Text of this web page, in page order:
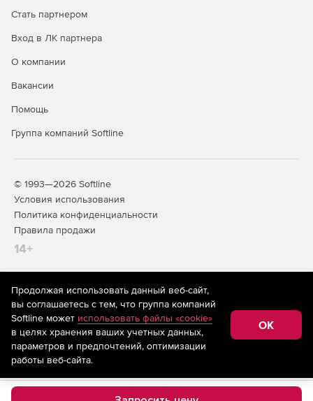
Стать партнером
Вход в ЛК партнера
О компании
Вакансии
Помощь
Группа компаний Softline
© 1993—2026 Softline
Условия использования
Политика конфиденциальности
Правила продажи
14+
На информационном ресурсе store.softline.ru применяются
рекомендательные технологии(информационные технологии
предоставления информации на основе сбора,
систематизации и анализа сведений, относящихся к
предпочтениям пользователей сети «Интернет»,
находящихся на территории Российской Федерации)
Продолжая использовать данный веб-сайт,
вы соглашаетесь с тем, что группа компаний
Softline может использовать файлы «cookie»
в целях хранения ваших учетных данных,
параметров и предпочтений, оптимизации
работы веб-сайта.
OK